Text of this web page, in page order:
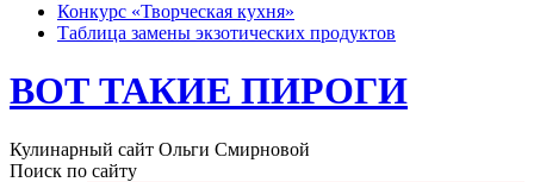
Конкурс «Творческая кухня»
Таблица замены экзотических продуктов
ВОТ ТАКИЕ ПИРОГИ
Кулинарный сайт Ольги Смирновой
Поиск по сайту